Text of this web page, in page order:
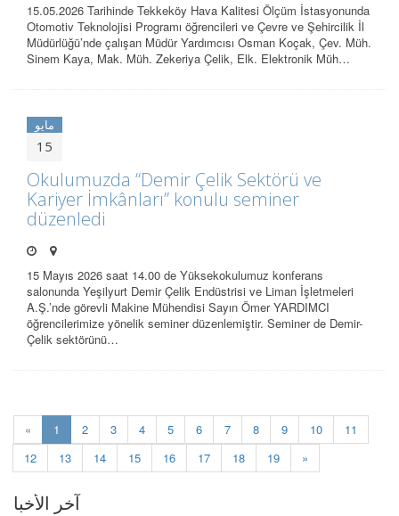
15.05.2026 Tarihinde Tekkeköy Hava Kalitesi Ölçüm İstasyonunda
Otomotiv Teknolojisi Programı öğrencileri ve Çevre ve Şehircilik İl
Müdürlüğü’nde çalışan Müdür Yardımcısı Osman Koçak, Çev. Müh.
Sinem Kaya, Mak. Müh. Zekeriya Çelik, Elk. Elektronik Müh…
مايو
15
Okulumuzda “Demir Çelik Sektörü ve
Kariyer İmkânları” konulu seminer
düzenledi
15 Mayıs 2026 saat 14.00 de Yüksekokulumuz konferans
salonunda Yeşilyurt Demir Çelik Endüstrisi ve Liman İşletmeleri
A.Ş.’nde görevli Makine Mühendisi Sayın Ömer YARDIMCI
öğrencilerimize yönelik seminer düzenlemiştir. Seminer de Demir-
Çelik sektörünü…
« 1 (current)
2 3 4 5 6 7 8 9 10
11
12
13 14 15 16 17 18 19 »
آخر الأخبا